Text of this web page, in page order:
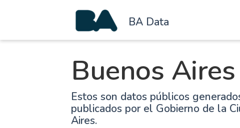
BA Data
Buenos
Estos son datos públicos
publicados por el Gobierno de la
Aires.